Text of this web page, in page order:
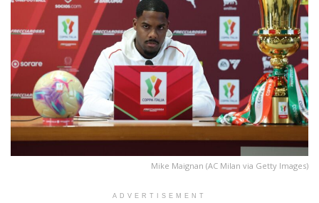
Mike Maignan (AC Milan via Getty Images)
ADVERTISEMENT